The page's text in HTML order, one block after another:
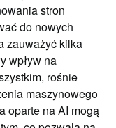
stron
do nowych
zauważyć kilka
wpływ na
rośnie
maszynowego
oparte na AI mogą